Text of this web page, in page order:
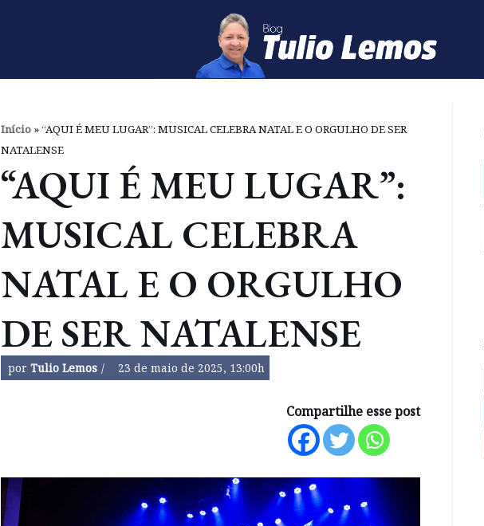
Início »“AQUI É MEU LUGAR”: MUSICAL CELEBRA NATAL E O ORGULHO DE SER
NATALENSE
“AQUI É MEU LUGAR”:
MUSICAL CELEBRA
NATAL E O ORGULHO
DE SER NATALENSE
por Tulio Lemos 23 de maio de 2025, 13:00h
Compartilhe esse post